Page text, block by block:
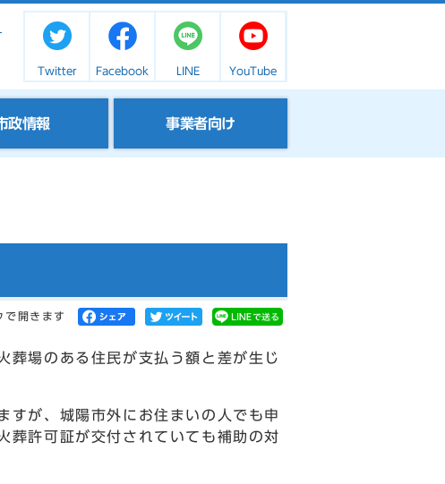
Twitter Facebook LINE YouTube
政情報 事業者向け
で開きます
葬場のある住民が支払う額と差が生じ
すが、城陽市外にお住まいの人でも申
葬許可証が交付されていても補助の対